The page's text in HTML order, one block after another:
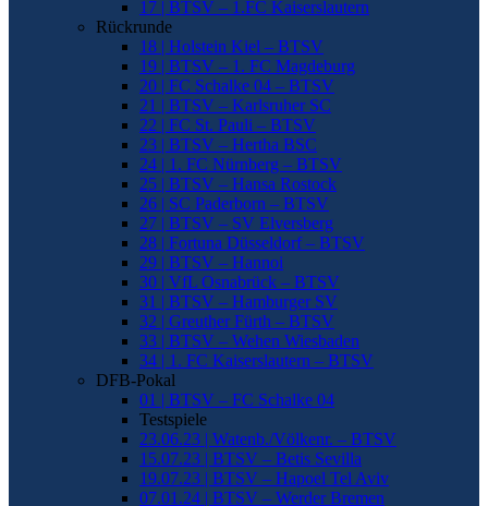
17 | BTSV – 1.FC Kaiserslautern
Rückrunde
18 | Holstein Kiel – BTSV
19 | BTSV – 1. FC Magdeburg
20 | FC Schalke 04 – BTSV
21 | BTSV – Karlsruher SC
22 | FC St. Pauli – BTSV
23 | BTSV – Hertha BSC
24 | 1. FC Nürnberg – BTSV
25 | BTSV – Hansa Rostock
26 | SC Paderborn – BTSV
27 | BTSV – SV Elversberg
28 | Fortuna Düsseldorf – BTSV
29 | BTSV – Hannoi
30 | VfL Osnabrück – BTSV
31 | BTSV – Hamburger SV
32 | Greuther Fürth – BTSV
33 | BTSV – Wehen Wiesbaden
34 | 1. FC Kaiserslautern – BTSV
DFB-Pokal
01 | BTSV – FC Schalke 04
Testspiele
23.06.23 | Watenb./Völkenr. – BTSV
15.07.23 | BTSV – Betis Sevilla
19.07.23 | BTSV – Hapoel Tel Aviv
07.01.24 | BTSV – Werder Bremen